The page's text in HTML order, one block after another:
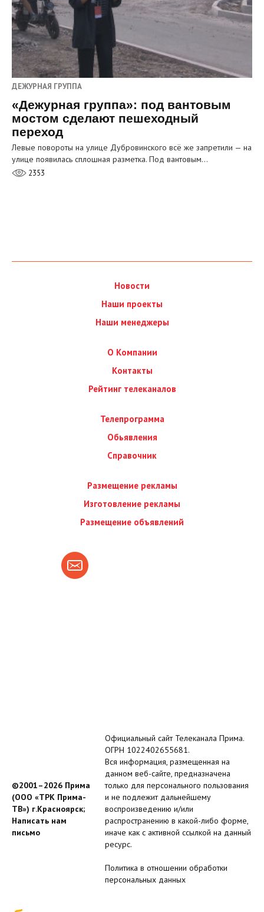
ДЕЖУРНАЯ ГРУППА
«Дежурная группа»: под вантовым
мостом сделают пешеходный
переход
Левые повороты на улице Дубровинского всё же запретили — на
улице появилась сплошная разметка. Под вантовым…
2353
Новости
Наши проекты
Наши менеджеры
О Компании
Контакты
Рейтинг телеканалов
Телепрограмма
Обьявления
Справочник
Размещение рекламы
Изготовление рекламы
Размещение объявлений
©2001–2026 Прима
(ООО «ТРК Прима-
ТВ») г.Красноярск;
Написать нам
письмо
Официальный сайт Телеканала Прима.
ОГРН 1022402655681.
Вся информация, размещенная на
данном веб-сайте, предназначена
только для персонального пользования
и не подлежит дальнейшему
воспроизведению и/или
распространению в какой-либо форме,
иначе как с активной ссылкой на данный
ресурс.
Политика в отношении обработки
персональных данных